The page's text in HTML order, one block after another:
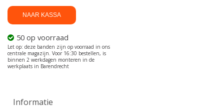
NAAR KASSA
50 op voorraad
Informatie